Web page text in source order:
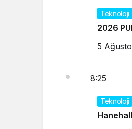
Teknoloji
2026
5
8:25
Teknoloji